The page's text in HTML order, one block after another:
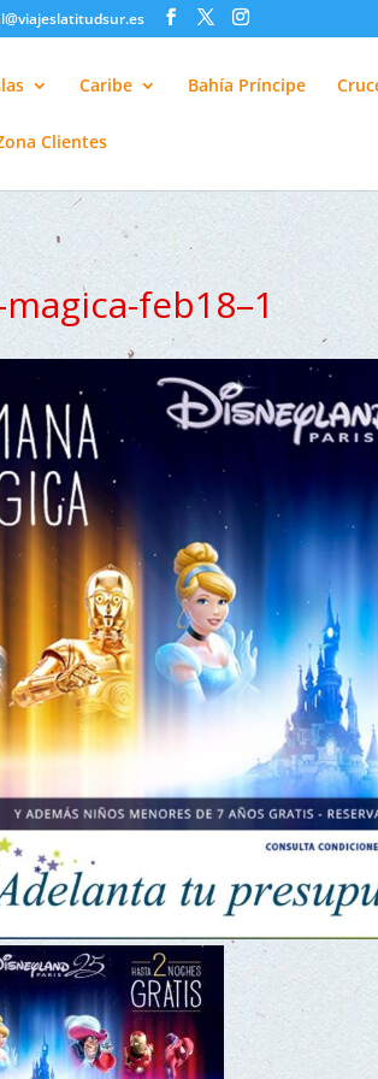
3k
Caribe Bahía Príncipe
Clientes
feb18–1